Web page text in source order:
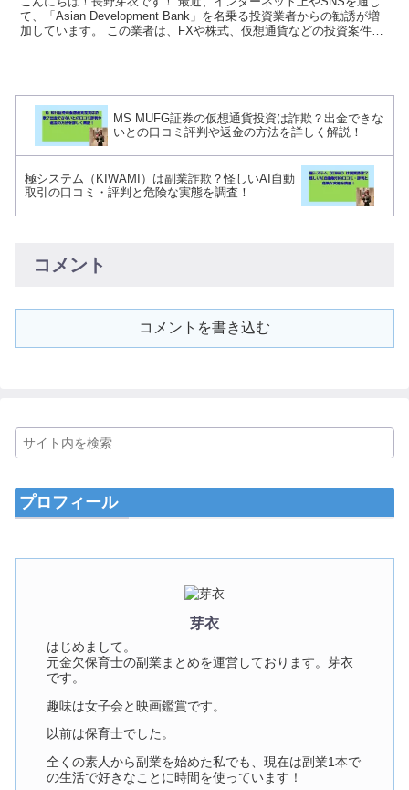
て、「Asian Development Bank」を名乗る投資業者からの勧誘が増
加しています。 この業者は、FXや株式、仮想通貨などの投資案件を
MS MUFG証券の仮想通貨投資は詐欺？出金できな
いとの口コミ評判や返金の方法を詳しく解説！
極システム（KIWAMI）は副業詐欺？怪しいAI自動
取引の口コミ・評判と危険な実態を調査！
コメント
コメントを書き込む
プロフィール
芽衣
はじめまして。
元金欠保育士の副業まとめを運営しております。芽衣
です。
趣味は女子会と映画鑑賞です。
以前は保育士でした。
全くの素人から副業を始めた私でも、現在は副業1本で
の生活で好きなことに時間を使っています！